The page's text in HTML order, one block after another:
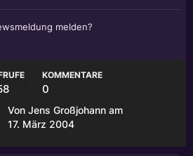
melden?
KOMMENTARE
0
Von Jens Großjohann am
17. März 2004